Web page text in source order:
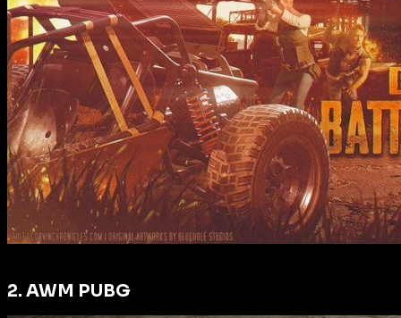
2. AWM PUBG